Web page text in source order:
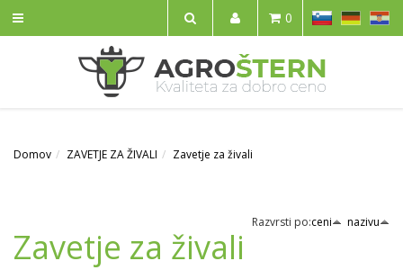
IŠČI
SL HR
0
Domov ZAVETJE ZA ŽIVALI Zavetje za živali
Razvrsti po:ceni nazivu
Zavetje za živali